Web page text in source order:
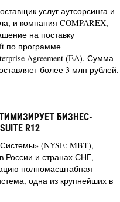
услуг аутсорсинга и
и компания COMPAREX,
на поставку
по программе
Agreement (EA). Сумма
более 3 млн рублей.
БИЗНЕС-
R12
(NYSE: MBT),
России и странах СНГ,
полномасштабная
одна из крупнейших в